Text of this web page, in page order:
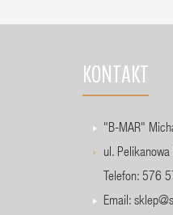
KONTAKT
"B-MAR"
ul.
Telefon: 576
Email: